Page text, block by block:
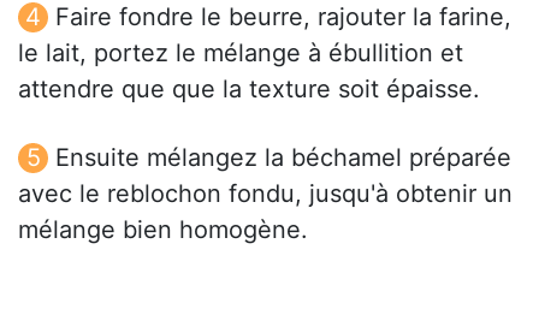
Faire fondre le beurre, rajouter la farine,
le lait, portez le mélange à ébullition et
attendre que que la texture soit épaisse.
Ensuite mélangez la béchamel préparée
avec le reblochon fondu, jusqu'à obtenir un
mélange bien homogène.